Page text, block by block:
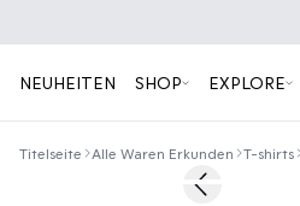
NEUHEITEN SHOP EXPLORE
Titelseite Alle Waren Erkunden T-shirts
50%Previous slide